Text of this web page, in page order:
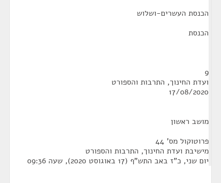
הכנסת העשרים-ושלוש
הכנסת
9
ועדת החינוך, התרבות והספורט
17/08/2020
מושב ראשון
פרוטוקול מס' 44
מישיבת ועדת החינוך, התרבות והספורט
יום שני, כ"ז באב התש"ף (17 באוגוסט 2020), שעה 09:36